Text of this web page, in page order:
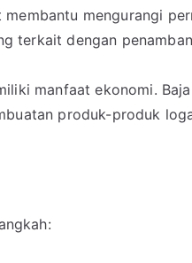
mengurangi
terkait dengan
manfaat ekonomi.
produk-produk